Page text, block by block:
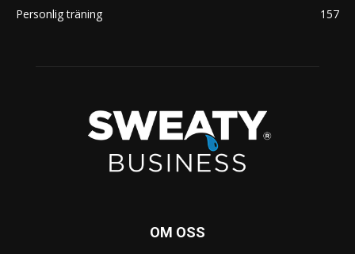
Personlig träning
157
OM OSS